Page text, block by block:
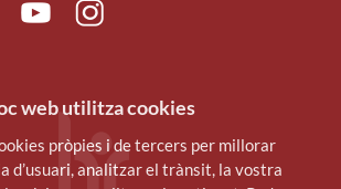
YoutubeInstagram
web utilitza cookies
pròpies i de tercers per millorar
d’usuari, analitzar el trànsit, la vostra